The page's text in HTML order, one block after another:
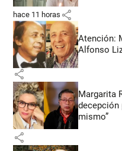
hace 11 horas share
Atención:
Alfonso
share
Margarita
decepción
mismo”
share